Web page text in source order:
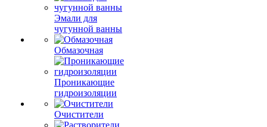
Эмали для
чугунной ванны
Обмазочная
Проникающие
гидроизоляции
Очистители